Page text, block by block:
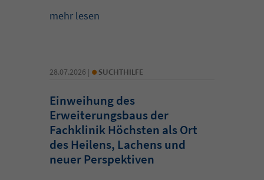
mehr lesen
28.07.2026 | • SUCHTHILFE
Einweihung des
Erweiterungsbaus der
Fachklinik Höchsten als Ort
des Heilens, Lachens und
neuer Perspektiven